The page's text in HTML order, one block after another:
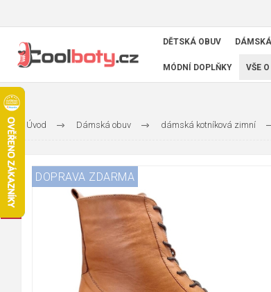
DĚTSKÁ OBUV
MÓDNÍ DOPLŇKY VŠE
Úvod Dámská obuv dámská kotníková zimní
DOPRAVA ZDARMA